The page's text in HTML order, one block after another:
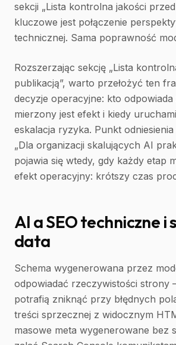
sekcji „Lista kontrolna jakości
kluczowe jest połączenie
technicznej. Sama poprawność
Rozszerzając sekcję „Lista
publikacją”, warto przełożyć ten
decyzje operacyjne: kto
mierzony jest efekt i kiedy
eskalacja ryzyka. Punkt odniesienia
„Dla organizacji skalujących AI
pojawia się wtedy, gdy każdy etap
efekt operacyjny: krótszy czas
AI a SEO techniczne
data
Schema wygenerowana przez
odpowiadać rzeczywistości strony
potrafią zniknąć przy błędnych
treści sprzecznej z widocznym
masowe meta wygenerowane bez